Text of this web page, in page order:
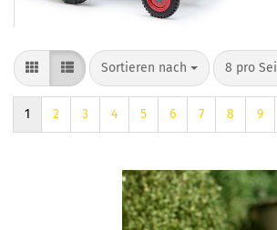
Sortieren nach
Sortieren nach 8 pro
pro Seite
1 2 3 4 5 6 7 8 9